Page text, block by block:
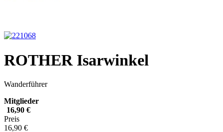
ROTHER Isarwinkel
Wanderführer
Mitglieder
16,90 €
Preis
16,90 €